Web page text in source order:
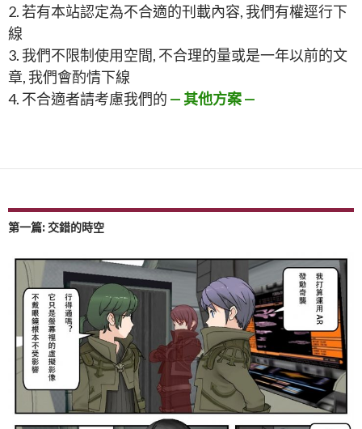
2. 若有本站認定為不合適的刊載內容, 我們有權逕行下
線
3. 我們不限制使用空間, 不合理的量或是一年以前的文
章, 我們會酌情下線
4. 不合適者請考慮我們的 — 其他方案 —
第一篇: 交錯的時空